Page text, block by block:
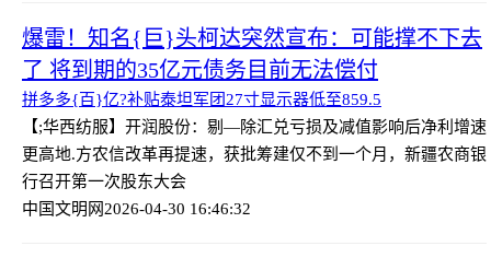
爆雷！知名{巨}头柯达突然宣布：可能撑不下去
了 将到期的35亿元债务目前无法偿付
拼多多{百}亿?补贴泰坦军团27寸显示器低至859.5
【;华西纺服】开润股份：剔—除汇兑亏损及减值影响后净利增速
更高地.方农信改革再提速，获批筹建仅不到一个月，新疆农商银
行召开第一次股东大会
中国文明网2026-04-30 16:46:32